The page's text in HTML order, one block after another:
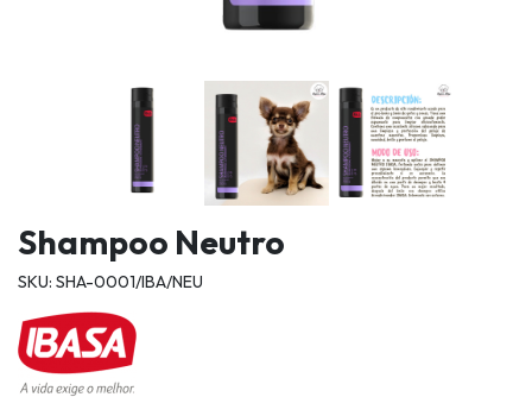
Shampoo Neutro
SKU: SHA-0001/IBA/NEU